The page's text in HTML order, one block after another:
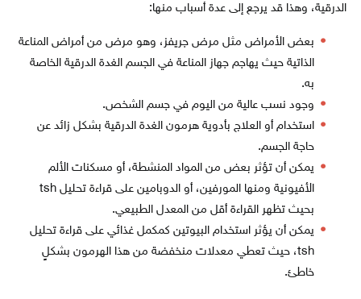
الدرقية، وهذا قد يرجع إلى عدة أسباب منها:
بعض الأمراض مثل مرض جريفز، وهو مرض من أمراض المناعة
الذاتية حيث يهاجم جهاز المناعة في الجسم الغدة الدرقية الخاصة
به.
وجود نسب عالية من اليوم في جسم الشخص.
استخدام أو العلاج بأدوية هرمون الغدة الدرقية بشكل زائد عن
حاجة الجسم.
يمكن أن تؤثر بعض من المواد المنشطة، أو مسكنات الألم
الأفيونية ومنها المورفين، أو الدوبامين على قراءة تحليل tsh
بحيث تظهر القراءة أقل من المعدل الطبيعي.
يمكن أن يؤثر استخدام البيوتين كمكمل غذائي على قراءة تحليل
tsh، حيث تعطي معدلات منخفضة من هذا الهرمون بشكلٍ
خاطئ.